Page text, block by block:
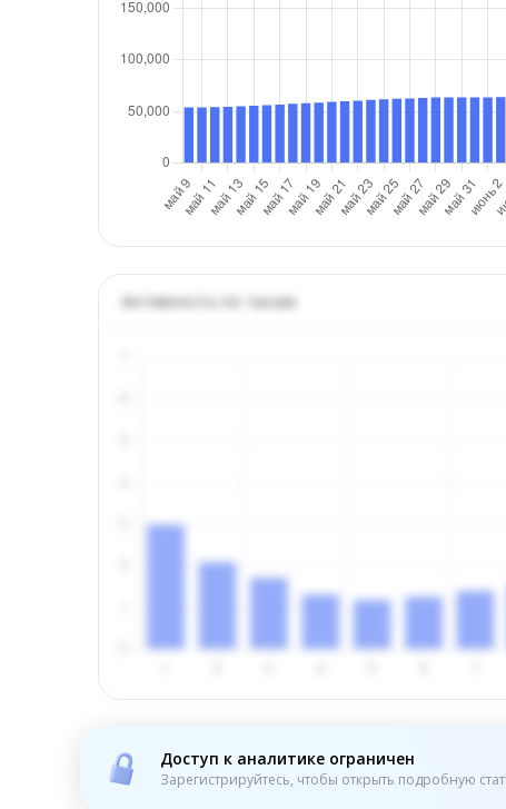
Активность по часам
Доступ к аналитике ограничен
Зарегистрируйтесь, чтобы открыть подробную